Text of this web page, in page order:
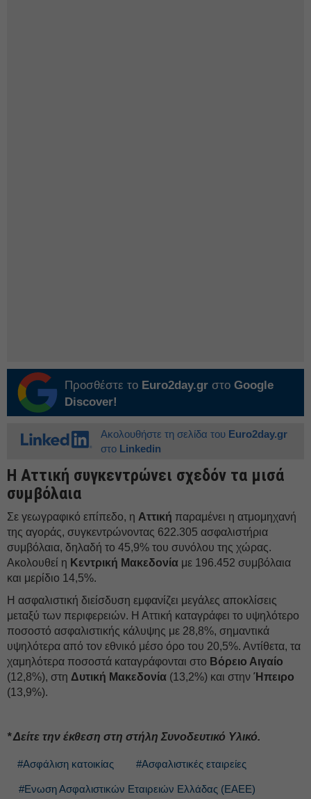
Προσθέστε το Euro2day.gr στο Google
Discover!
Ακολουθήστε τη σελίδα του Euro2day.gr
στο Linkedin
Η Αττική συγκεντρώνει σχεδόν τα μισά
συμβόλαια
Σε γεωγραφικό επίπεδο, η Αττική παραμένει η ατμομηχανή
της αγοράς, συγκεντρώνοντας 622.305 ασφαλιστήρια
συμβόλαια, δηλαδή το 45,9% του συνόλου της χώρας.
Ακολουθεί η Κεντρική Μακεδονία με 196.452 συμβόλαια
και μερίδιο 14,5%.
Η ασφαλιστική διείσδυση εμφανίζει μεγάλες αποκλίσεις
μεταξύ των περιφερειών. Η Αττική καταγράφει το υψηλότερο
ποσοστό ασφαλιστικής κάλυψης με 28,8%, σημαντικά
υψηλότερα από τον εθνικό μέσο όρο του 20,5%. Αντίθετα, τα
χαμηλότερα ποσοστά καταγράφονται στο Βόρειο Αιγαίο
(12,8%), στη Δυτική Μακεδονία (13,2%) και στην Ήπειρο
(13,9%).
* Δείτε την έκθεση στη στήλη Συνοδευτικό Υλικό.
#Ασφάλιση κατοικίας #Ασφαλιστικές εταιρείες
#Ενωση Ασφαλιστικών Εταιρειών Ελλάδας (ΕΑΕΕ)